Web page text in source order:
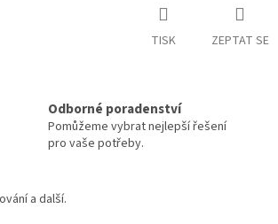
TISK ZEPTAT SE
Odborné poradenství
Pomůžeme vybrat nejlepší řešení
pro vaše potřeby.
a další.